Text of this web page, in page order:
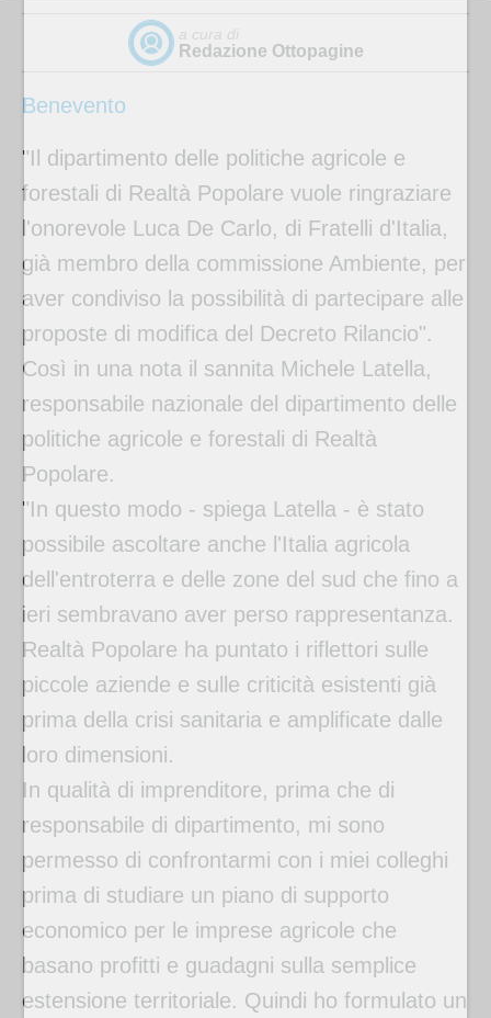
a cura di
Redazione Ottopagine
Benevento
"Il dipartimento delle politiche agricole e
forestali di Realtà Popolare vuole ringraziare
l'onorevole Luca De Carlo, di Fratelli d'Italia,
già membro della commissione Ambiente, per
aver condiviso la possibilità di partecipare alle
proposte di modifica del Decreto Rilancio".
Così in una nota il sannita Michele Latella,
responsabile nazionale del dipartimento delle
politiche agricole e forestali di Realtà
Popolare.
"In questo modo - spiega Latella - è stato
possibile ascoltare anche l'Italia agricola
dell'entroterra e delle zone del sud che fino a
ieri sembravano aver perso rappresentanza.
Realtà Popolare ha puntato i riflettori sulle
piccole aziende e sulle criticità esistenti già
prima della crisi sanitaria e amplificate dalle
loro dimensioni.
In qualità di imprenditore, prima che di
responsabile di dipartimento, mi sono
permesso di confrontarmi con i miei colleghi
prima di studiare un piano di supporto
economico per le imprese agricole che
basano profitti e guadagni sulla semplice
estensione territoriale. Quindi ho formulato un